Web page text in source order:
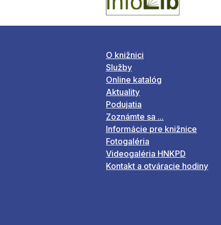
O knižnici
Služby
Online katalóg
Aktuality
Podujatia
Zoznámte sa ...
Informácie pre knižnice
Fotogaléria
Videogaléria HNKPD
Kontakt a otváracie hodiny